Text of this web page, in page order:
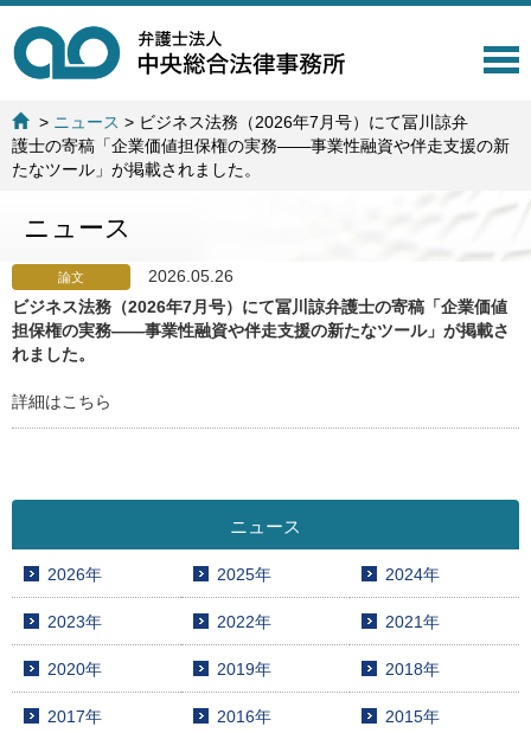
T
l
a
t
> ニュース > ビジネス法務（2026年7月号）にて冨川諒弁
護士の寄稿「企業価値担保権の実務――事業性融資や伴走支援の新
たなツール」が掲載されました。
ニュース
論文
2026.05.26
ビジネス法務（2026年7月号）にて冨川諒弁護士の寄稿「企業価値
担保権の実務――事業性融資や伴走支援の新たなツール」が掲載さ
れました。
詳細はこちら
ニュース
2026年 2025年 2024年
2023年 2022年 2021年
2020年 2019年 2018年
2017年 2016年 2015年